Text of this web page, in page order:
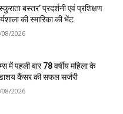
बस्तर’ प्रदर्शनी एवं प्रशिक्षण
की स्मारिका की भेंट
08/2026
में पहली बार 78 वर्षीय महिला के
कैंसर की सफल सर्जरी
08/2026